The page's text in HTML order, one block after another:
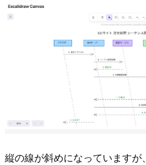
縦の線が斜めになっています